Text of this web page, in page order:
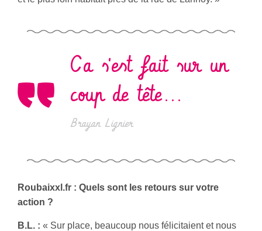
Ca s'est fait sur un
coup de tête...
Brayan Lignier
Roubaixxl.fr : Quels sont les retours sur votre
action ?
B.L. : « Sur place, beaucoup nous félicitaient et nous